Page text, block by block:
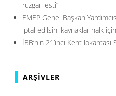
rüzgarı esti”
EMEP Genel Başkan
iptal edilsin, kaynaklar halk için
İBB’nin 21’inci Kent lokantası
ARŞIVLER